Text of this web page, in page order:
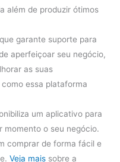
além de produzir ótimos
garante suporte para
aperfeiçoar seu negócio,
as suas
como essa plataforma
um aplicativo para
momento o seu negócio.
comprar de forma fácil e
Veja mais sobre a